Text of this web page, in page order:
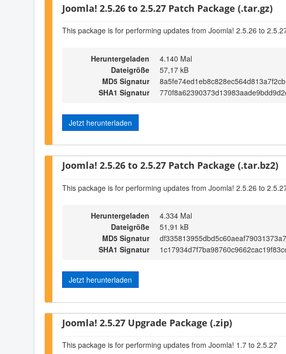
Joomla! 2.5.26 to 2.5.27 Patch Package (.tar.gz)
This package is for performing updates from Joomla! 2.5.26 to
Heruntergeladen
4.140 Mal
Dateigröße
57,17 kB
MD5 Signatur
8a5fe74ed1eb8c828ec564d813a7f2cb
SHA1 Signatur
Jetzt herunterladen
Joomla! 2.5.26 to 2.5.27 Patch Package (.tar.bz2)
This package is for performing updates from Joomla! 2.5.26 to
Heruntergeladen
4.334 Mal
Dateigröße
51,91 kB
MD5 Signatur
df335813955dbd5c60aeaf79031373a7
SHA1 Signatur
Jetzt herunterladen
Joomla! 2.5.27 Upgrade Package (.zip)
This package is for performing updates from Joomla! 1.7 to 2.5.27